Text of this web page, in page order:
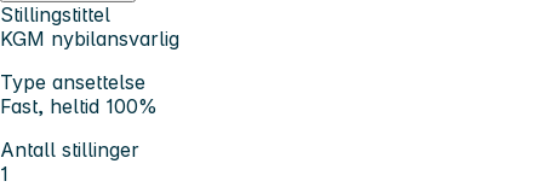
Stillingstittel
KGM nybilansvarlig
Type ansettelse
Fast, heltid 100%
Antall stillinger
1